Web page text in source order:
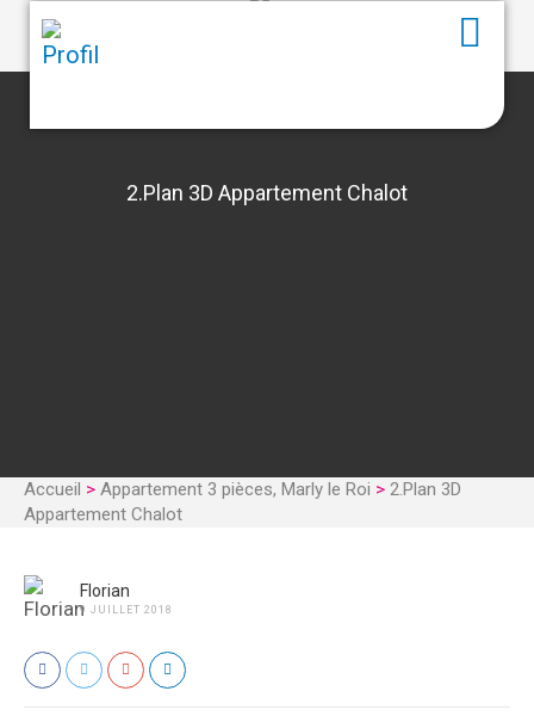
2.Plan 3D Appartement Chalot
Accueil > Appartement 3 pièces, Marly le Roi > 2.Plan 3D
Appartement Chalot
Florian
9 JUILLET 2018